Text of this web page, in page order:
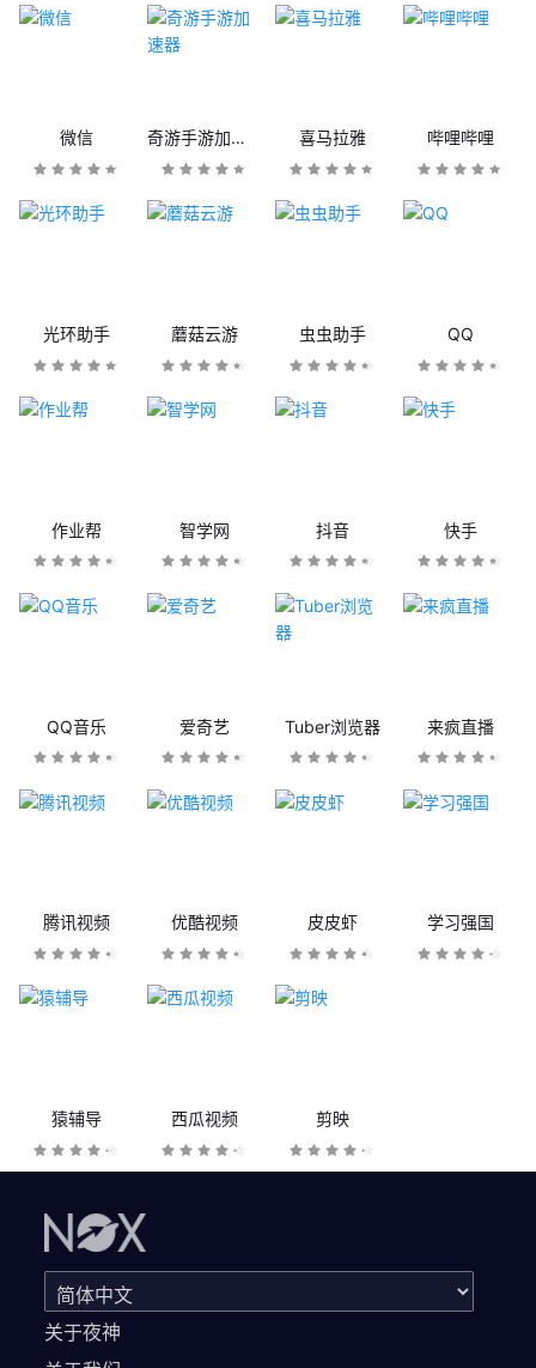
微信 奇游手游加速器 喜马拉雅 哔哩哔哩
光环助手 蘑菇云游 虫虫助手 QQ
作业帮 智学网 抖音 快手
QQ音乐 爱奇艺 Tuber浏览器 来疯直播
腾讯视频 优酷视频 皮皮虾 学习强国
猿辅导 西瓜视频 剪映
关于夜神